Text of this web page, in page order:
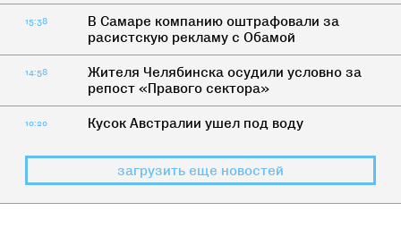
15:38
В Самаре компанию оштрафовали за
расистскую рекламу с Обамой
14:58
Жителя Челябинска осудили условно за
репост «Правого сектора»
10:20 Кусок Австралии ушел под воду
загрузить еще новостей